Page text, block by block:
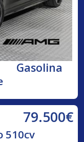
Gasolina
79.500€
510cv